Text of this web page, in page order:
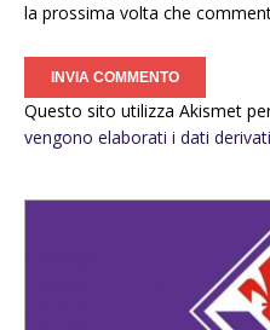
la prossima volta che
Questo sito utilizza Akismet
vengono elaborati i dati